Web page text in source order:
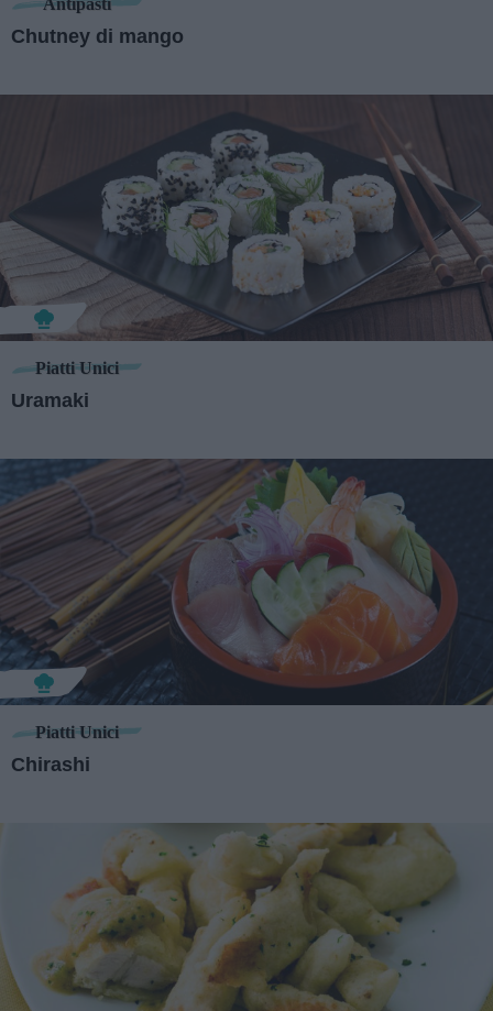
Chutney di mango
Piatti Unici
Uramaki
Piatti Unici
Chirashi